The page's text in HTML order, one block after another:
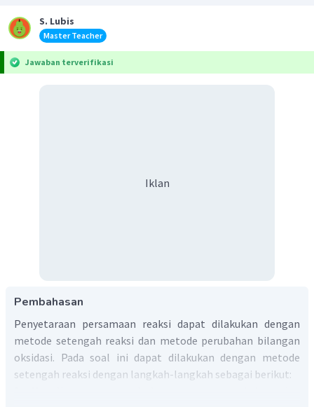
S. Lubis
Master Teacher
Jawaban terverifikasi
Iklan
Pembahasan
Penyetaraan persamaan reaksi dapat dilakukan dengan
metode setengah reaksi dan metode perubahan bilangan
oksidasi. Pada soal ini dapat dilakukan dengan metode
setengah reaksi dengan langkah-langkah sebagai berikut: